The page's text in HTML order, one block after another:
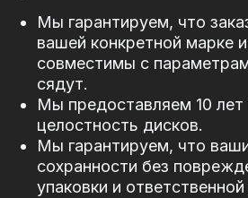
Мы гарантируем, что
вашей конкретной марке
совместимы с
сядут.
Мы предоставляем 10 лет
целостность дисков.
Мы гарантируем, что
сохранности без
упаковки и ответственной